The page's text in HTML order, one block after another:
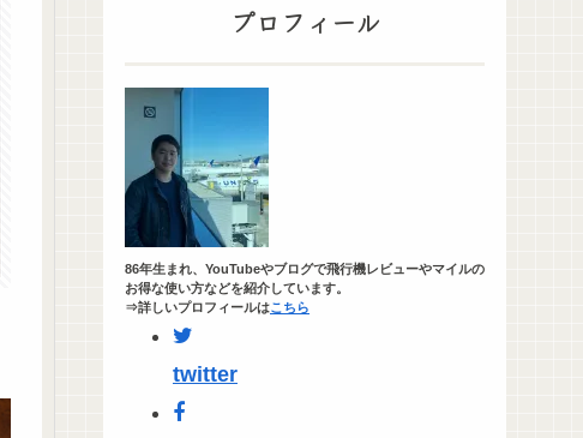
プロフィール
86年生まれ、YouTubeやブログで飛行機レビューやマイルの
お得な使い方などを紹介しています。
⇒詳しいプロフィールはこちら
twitter